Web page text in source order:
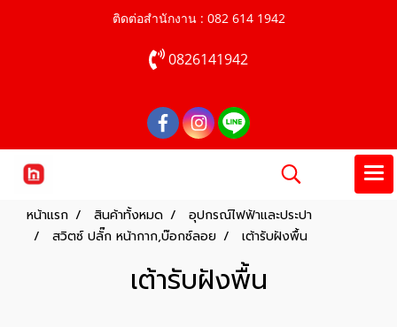
ติดต่อสำนักงาน : 082 614 1942
0826141942
หน้าแรก สินค้าทั้งหมด
อุปกรณ์ไฟฟ้าและประปา
สวิตซ์ ปลั๊ก หน้ากาก,บ๊อกซ์ลอย
เต้ารับฝังพื้น
เต้ารับฝังพื้น